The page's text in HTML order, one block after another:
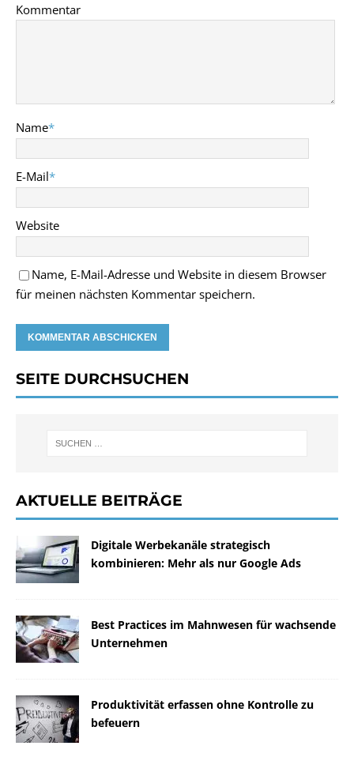
Kommentar
Name*
E-Mail*
Website
Name, E-Mail-Adresse und Website in diesem Browser
für meinen nächsten Kommentar speichern.
SEITE DURCHSUCHEN
AKTUELLE BEITRÄGE
Digitale Werbekanäle strategisch
kombinieren: Mehr als nur Google Ads
Best Practices im Mahnwesen für wachsende
Unternehmen
Produktivität erfassen ohne Kontrolle zu
befeuern